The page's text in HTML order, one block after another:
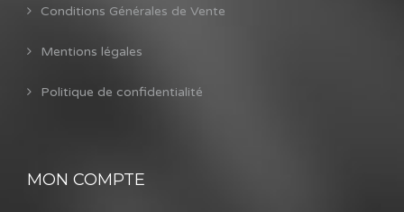
Conditions Générales de Vente
Mentions légales
Politique de confidentialité
MON COMPTE